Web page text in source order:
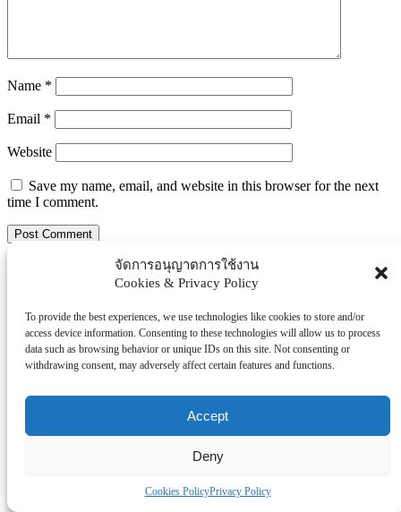
จัดการอนุญาตการใช้งาน
Cookies & Privacy Policy
To provide the best experiences, we use technologies like cookies to store and/or
access device information. Consenting to these technologies will allow us to process
data such as browsing behavior or unique IDs on this site. Not consenting or
withdrawing consent, may adversely affect certain features and functions.
Accept
Deny
Cookies PolicyPrivacy Policy
Name *
Email *
Website
Save my name, email, and website in this browser for the next
time I comment.
Search
Explore Topics
Thaiworldtoday
Uncategorized
บันเทิง/กีฬา